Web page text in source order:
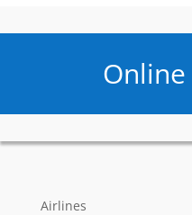
Online
Airlines